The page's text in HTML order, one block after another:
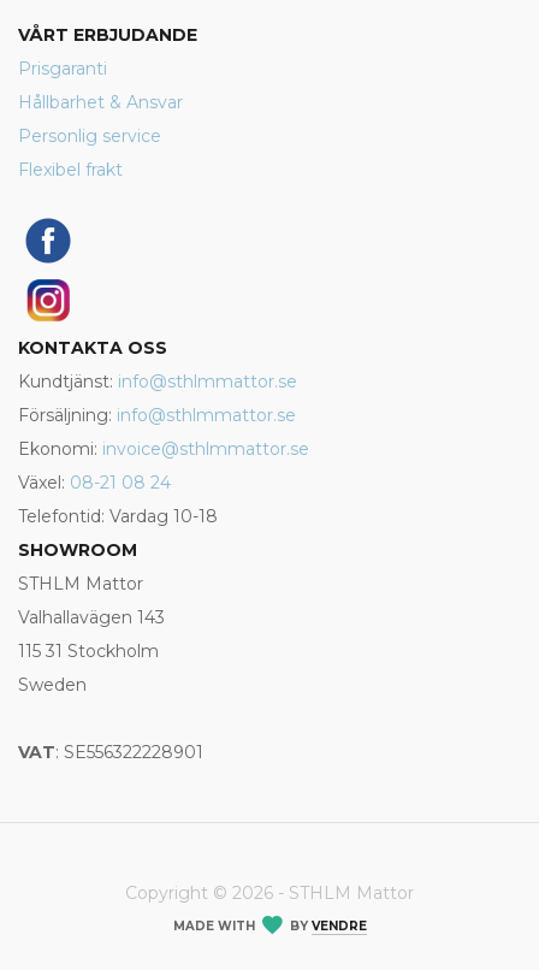
VÅRT ERBJUDANDE
Prisgaranti
Hållbarhet & Ansvar
Personlig service
Flexibel frakt
KONTAKTA OSS
Kundtjänst: info@sthlmmattor.se
Försäljning: info@sthlmmattor.se
Ekonomi: invoice@sthlmmattor.se
Växel: 08-21 08 24
Telefontid: Vardag 10-18
SHOWROOM
STHLM Mattor
Valhallavägen 143
115 31 Stockholm
Sweden
VAT: SE556322228901
Copyright © 2026 - STHLM Mattor
MADE WITH BY VENDRE